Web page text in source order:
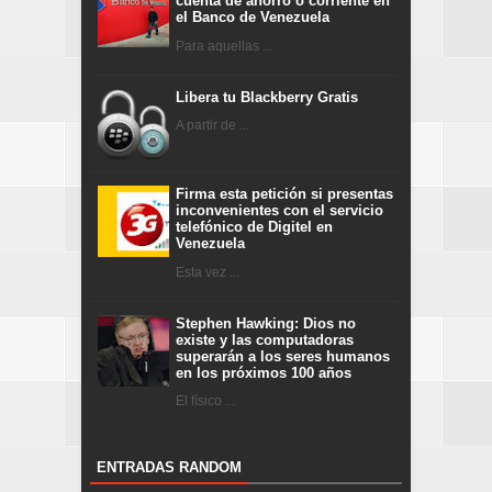
el Banco de Venezuela
Para aquellas ...
Libera tu Blackberry Gratis
A partir de ...
Firma esta petición si presentas
inconvenientes con el servicio
telefónico de Digitel en
Venezuela
Esta vez ...
Stephen Hawking: Dios no
existe y las computadoras
superarán a los seres humanos
en los próximos 100 años
El físico ...
ENTRADAS RANDOM